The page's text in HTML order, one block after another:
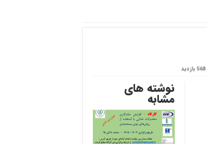
568 بازدید
نوشته های
مشابه